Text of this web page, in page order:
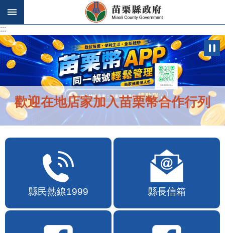
跳到主要內容區塊
:::
:::
歡迎在地店家加入苗栗幣合作行列
縣民熱線1999 縣長信箱